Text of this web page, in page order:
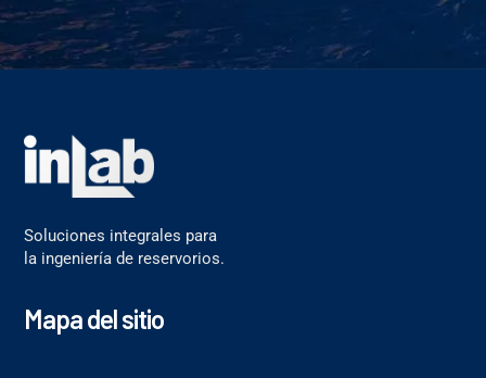
Soluciones integrales para
la ingeniería de reservorios.
Mapa del sitio